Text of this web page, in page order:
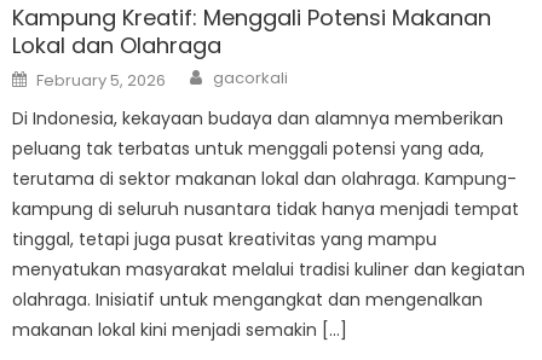
Kampung Kreatif: Menggali Potensi Makanan
Lokal dan Olahraga
Posted
on
February 5, 2026 Author
gacorkali
Di Indonesia, kekayaan budaya dan alamnya memberikan
peluang tak terbatas untuk menggali potensi yang ada,
terutama di sektor makanan lokal dan olahraga. Kampung-
kampung di seluruh nusantara tidak hanya menjadi tempat
tinggal, tetapi juga pusat kreativitas yang mampu
menyatukan masyarakat melalui tradisi kuliner dan kegiatan
olahraga. Inisiatif untuk mengangkat dan mengenalkan
makanan lokal kini menjadi semakin […]